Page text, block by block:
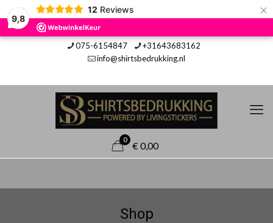
9,8
12 Reviews ×
075-6154847
+31643683162
info@shirtsbedrukking.nl
0
€ 0,00
Shop